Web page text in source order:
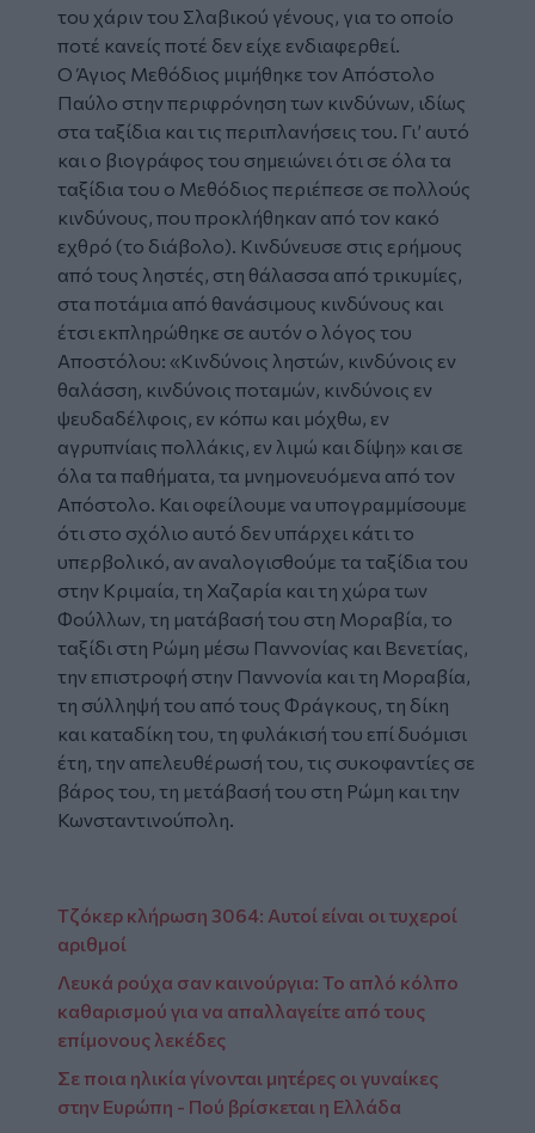
του χάριν του Σλαβικού γένους, για το οποίο
ποτέ κανείς ποτέ δεν είχε ενδιαφερθεί.
Ο Άγιος Μεθόδιος μιμήθηκε τον Απόστολο
Παύλο στην περιφρόνηση των κινδύνων, ιδίως
στα ταξίδια και τις περιπλανήσεις του. Γι’ αυτό
και ο βιογράφος του σημειώνει ότι σε όλα τα
ταξίδια του ο Μεθόδιος περιέπεσε σε πολλούς
κινδύνους, που προκλήθηκαν από τον κακό
εχθρό (το διάβολο). Κινδύνευσε στις ερήμους
από τους ληστές, στη θάλασσα από τρικυμίες,
στα ποτάμια από θανάσιμους κινδύνους και
έτσι εκπληρώθηκε σε αυτόν ο λόγος του
Αποστόλου: «Κινδύνοις ληστών, κινδύνοις εν
θαλάσση, κινδύνοις ποταμών, κινδύνοις εν
ψευδαδέλφοις, εν κόπω και μόχθω, εν
αγρυπνίαις πολλάκις, εν λιμώ και δίψη» και σε
όλα τα παθήματα, τα μνημονευόμενα από τον
Απόστολο. Και οφείλουμε να υπογραμμίσουμε
ότι στο σχόλιο αυτό δεν υπάρχει κάτι το
υπερβολικό, αν αναλογισθούμε τα ταξίδια του
στην Κριμαία, τη Χαζαρία και τη χώρα των
Φούλλων, τη ματάβασή του στη Μοραβία, το
ταξίδι στη Ρώμη μέσω Παννονίας και Βενετίας,
την επιστροφή στην Παννονία και τη Μοραβία,
τη σύλληψή του από τους Φράγκους, τη δίκη
και καταδίκη του, τη φυλάκισή του επί δυόμισι
έτη, την απελευθέρωσή του, τις συκοφαντίες σε
βάρος του, τη μετάβασή του στη Ρώμη και την
Κωνσταντινούπολη.
Τζόκερ κλήρωση 3064: Αυτοί είναι οι τυχεροί
αριθμοί
Λευκά ρούχα σαν καινούργια: Το απλό κόλπο
καθαρισμού για να απαλλαγείτε από τους
επίμονους λεκέδες
Σε ποια ηλικία γίνονται μητέρες οι γυναίκες
στην Ευρώπη - Πού βρίσκεται η Ελλάδα